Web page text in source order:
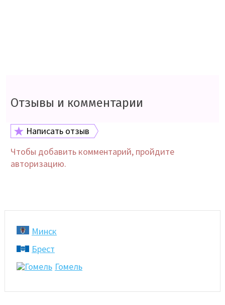
Отзывы и комментарии
Написать отзыв
Чтобы добавить комментарий, пройдите
авторизацию.
Минск
Брест
Гомель